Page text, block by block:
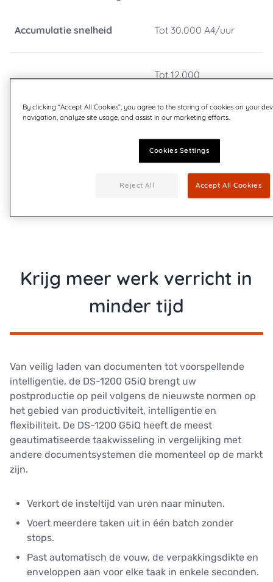
Accumulatie snelheid Tot 30.000 A4/uur
Verwerkingssnelheid
Tot 12.000
C6,C5/6, C5, C4, 10”x13”
Krijg meer werk verricht in
minder tijd
Van veilig laden van documenten tot voorspellende
intelligentie, de DS-1200 G5iQ brengt uw
postproductie op peil volgens de nieuwste normen op
het gebied van productiviteit, intelligentie en
flexibiliteit. De DS-1200 G5iQ heeft de meest
geautimatiseerde taakwisseling in vergelijking met
andere documentsystemen die momenteel op de markt
zijn.
Verkort de insteltijd van uren naar minuten.
Voert meerdere taken uit in één batch zonder
stops.
Past automatisch de vouw, de verpakkingsdikte en
enveloppen aan voor elke taak in enkele seconden.
By clicking “Accept All Cookies”, you agree to the storing of cookies on your
navigation, analyze site usage, and assist in our marketing efforts.
Cookies Settings
Reject All Accept All Cookies